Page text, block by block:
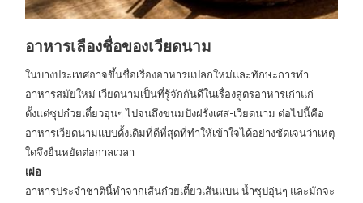
อาหารเลืองชื่อของเวียดนาม
ในบางประเทศอาจขึ้นชื่อเรื่องอาหารแปลกใหม่และทักษะการทำ
อาหารสมัยใหม่ เวียดนามเป็นที่รู้จักกันดีในเรื่องสูตรอาหารเก่าแก่
ตั้งแต่ซุปก๋วยเตี๋ยวอุ่นๆ ไปจนถึงขนมปังฝรั่งเศส-เวียดนาม ต่อไปนี้คือ
อาหารเวียดนามแบบดั้งเดิมที่ดีที่สุดที่ทำให้เข้าใจได้อย่างชัดเจนว่าเหตุ
ใดจึงยืนหยัดต่อกาลเวลา
เฝอ
อาหารประจำชาตินี้ทำจากเส้นก๋วยเตี๋ยวเส้นแบน น้ำซุปอุ่นๆ และมักจะ